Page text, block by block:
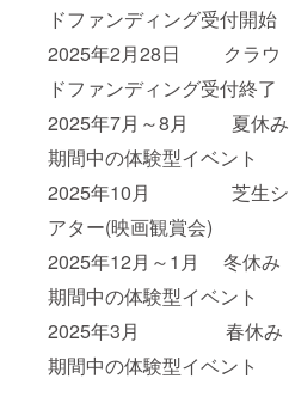
ドファンディング受付開始
2025年2月28日 クラウ
ドファンディング受付終了
2025年7月～8月 夏休み
期間中の体験型イベント
2025年10月 芝生シ
アター(映画観賞会)
2025年12月～1月 冬休み
期間中の体験型イベント
2025年3月 春休み
期間中の体験型イベント